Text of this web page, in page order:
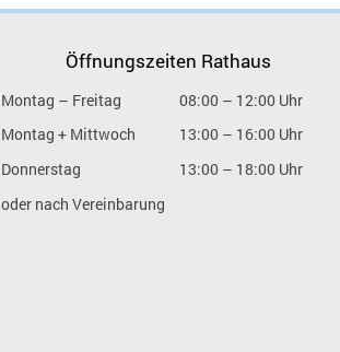
Öffnungszeiten Rathaus
Montag – Freitag
08:00 – 12:00 Uhr
Montag + Mittwoch
13:00 – 16:00 Uhr
Donnerstag
13:00 – 18:00 Uhr
oder nach Vereinbarung